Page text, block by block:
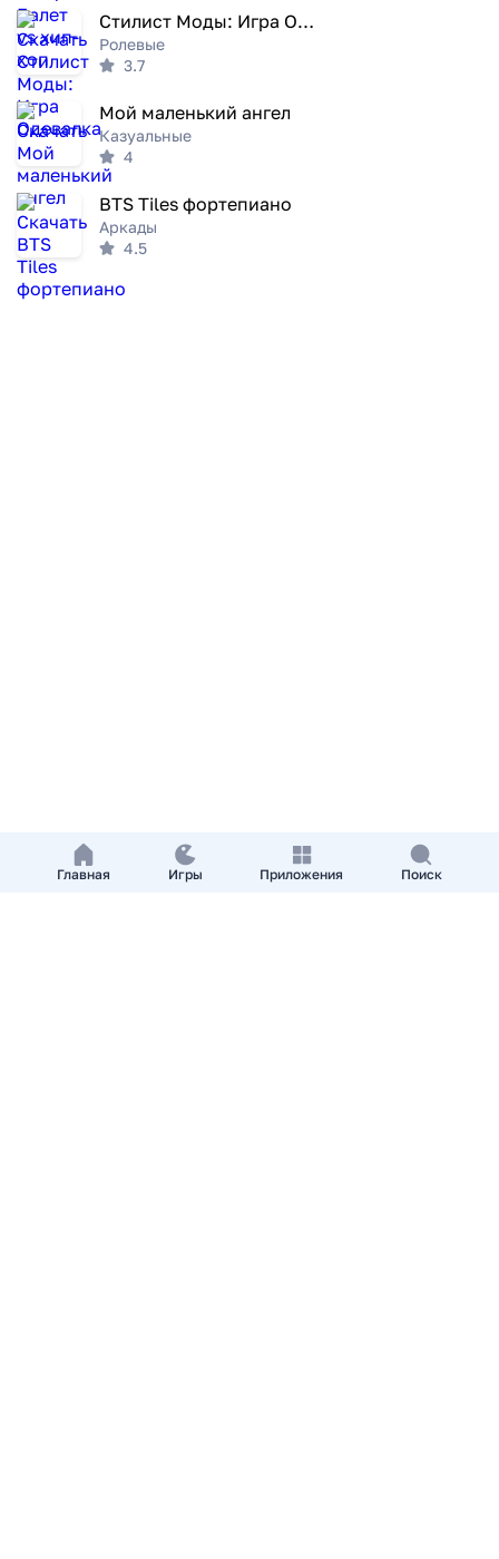
Главная Игры Приложения Поиск
Стилист Моды: Игра Одевалка
Ролевые
3.7
Мой маленький ангел
Казуальные
4
BTS Tiles фортепиано
Аркады
4.5